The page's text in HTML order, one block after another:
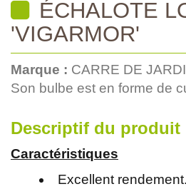
ÉCHALOTE
'VIGARMOR'
Marque : CARRE DE
Son bulbe est en forme de
Descriptif du produit
Caractéristiques
Excellent rendement.